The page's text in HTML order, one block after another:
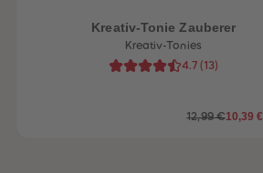
Kreativ-Tonie Zauberer
Kreativ-Tonies
4.7 (13)
12,99 €10,39 €